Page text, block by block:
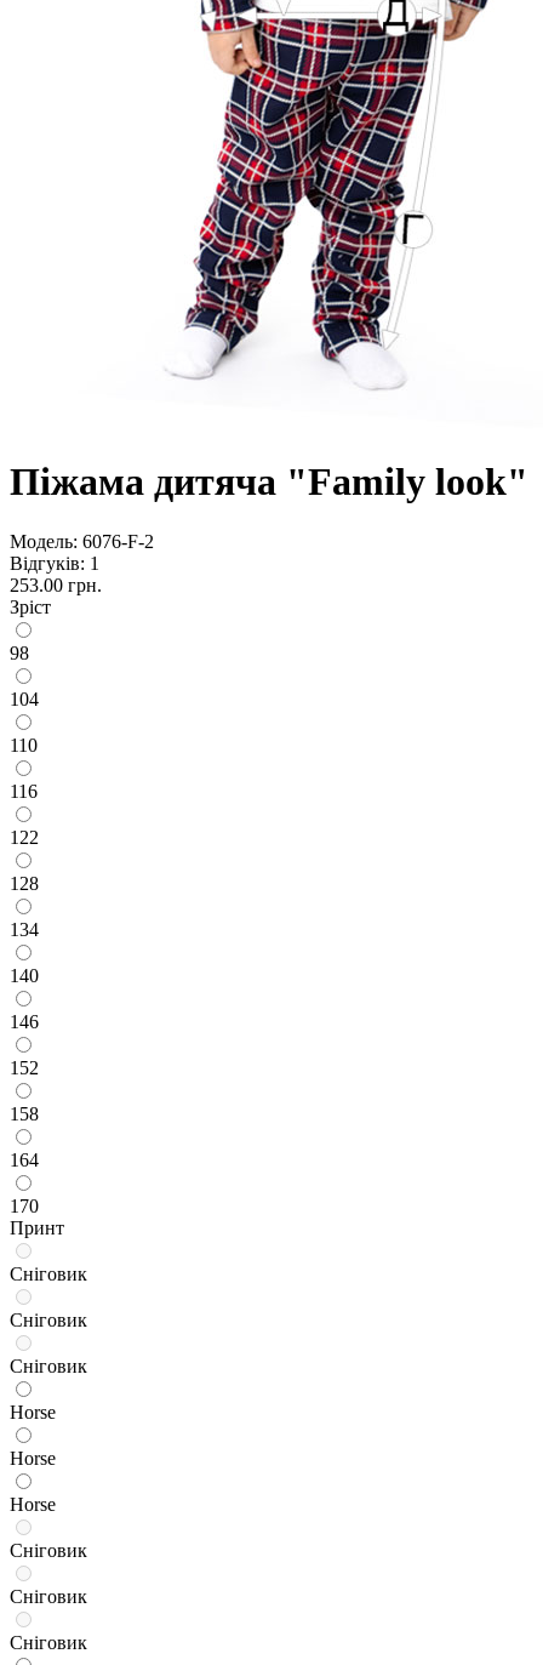
Піжама дитяча "Family look"
Модель: 6076-F-2
Відгуків: 1
253.00 грн.
Зріст
98
104
110
116
122
128
134
140
146
152
158
164
170
Принт
Сніговик
Сніговик
Сніговик
Horse
Horse
Horse
Сніговик
Сніговик
Сніговик